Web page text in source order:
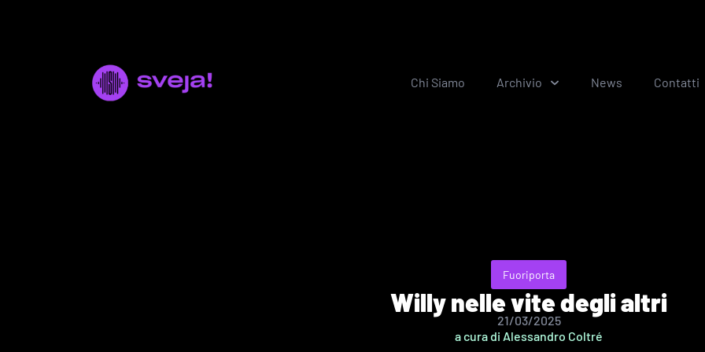
Chi Siamo Archivio News Contatti
Fuoriporta
Willy nelle vite degli altri
21/03/2025
a cura di Alessandro Coltré